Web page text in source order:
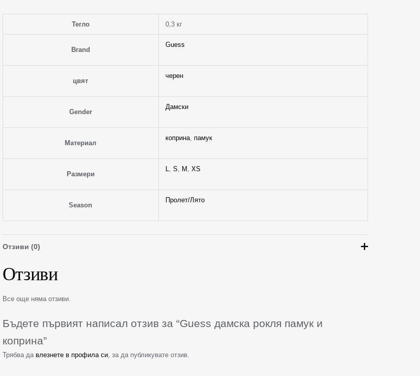
Тегло 0,3 кг
Brand
Guess
цвят
черен
Gender
Дамски
Материал
коприна, памук
Размери
L S M XS
Season
Пролет/Лято
Отзиви (0)
Отзиви
Все още няма отзиви.
Бъдете първият написал отзив за “Guess дамска рокля памук и
коприна”
Трябва да влезнете в профила си, за да публикувате отзив.